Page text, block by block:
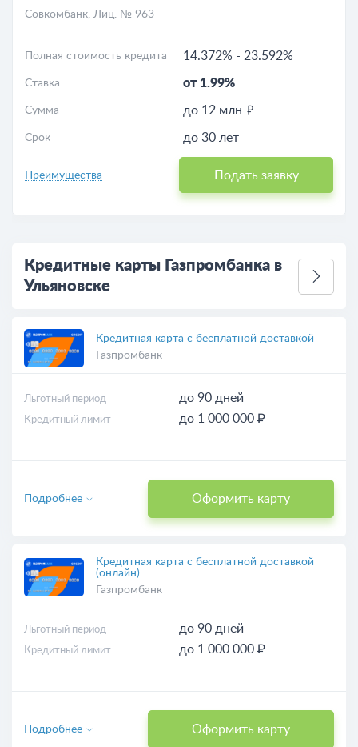
Совкомбанк, Лиц. № 963
Полная стоимость кредита 14.372% - 23.592%
Ставка от 1.99%
Сумма до 12 млн
Срок до 30 лет
Преимущества Подать заявку
Кредитные карты Газпромбанка в
Ульяновске
Кредитная карта с бесплатной доставкой
Газпромбанк
Льготный период до 90 дней
Кредитный лимит до 1 000 000 ₽
Оформить карту
Подробнее
Кредитная карта с бесплатной доставкой
(онлайн)
Газпромбанк
Льготный период до 90 дней
Кредитный лимит до 1 000 000 ₽
Оформить карту
Подробнее